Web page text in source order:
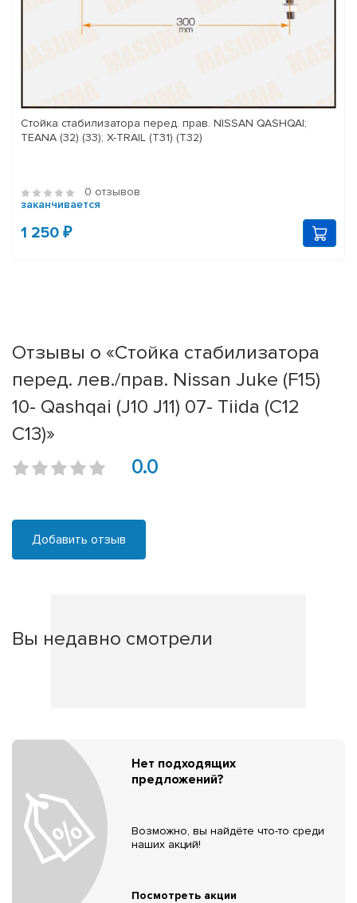
Стойка стабилизатора перед. прав. NISSAN QASHQAI;
TEANA (32) (33); X-TRAIL (T31) (T32)
0 отзывов
заканчивается
1 250 ₽
Отзывы о «Стойка стабилизатора
перед. лев./прав. Nissan Juke (F15)
10- Qashqai (J10 J11) 07- Tiida (C12
C13)»
0.0
Добавить отзыв
Вы недавно смотрели
Нет подходящих
предложений?
Возможно, вы найдёте что-то среди
наших акций!
Посмотреть акции